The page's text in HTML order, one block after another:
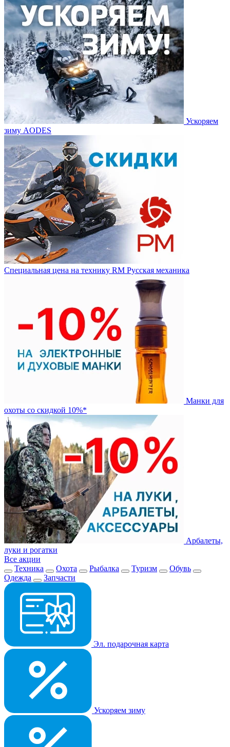
Ускоряем
зиму AODES
Специальная цена на технику RM Русская механика
Манки для
охоты со скидкой 10%*
Арбалеты,
луки и рогатки
Все акции
Техника
Охота Рыбалка Туризм
Обувь
Одежда
Запчасти
Эл. подарочная карта
Ускоряем зиму